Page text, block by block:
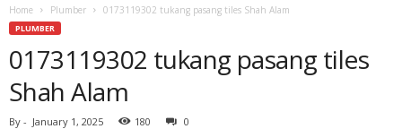
Home Plumber 0173119302 tukang pasang tiles Shah Alam
PLUMBER
0173119302 tukang pasang tiles
Shah Alam
By - January 1, 2025 180 0